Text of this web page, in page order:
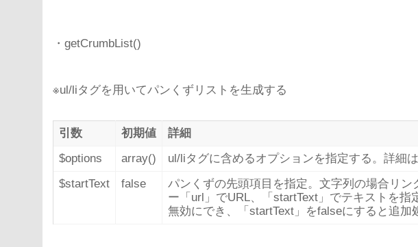
・getCrumbList()
※ul/liタグを用いてパンくずリストを生成する
引数 初期値
詳細
$options
array()
ul/liタグに含めるオプションを指定する。詳細
$startText
false
パンくずの先頭項目を指定。文字列の場合リ
ー「url」でURL、「startText」でテキストを
無効にでき、「startText」をfalseにすると追加